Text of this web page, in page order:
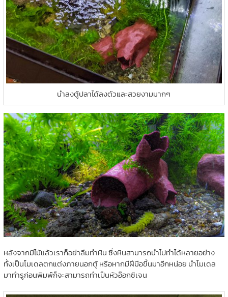
นำลงตู้ปลาได้ลงตัวและสวยงามมากๆ
หลังจากมีไม้แล้วเราก็อย่าลืมทำหิน ซึ่งหินสามารถนำไปทำได้หลายอย่าง
ทั้งเป็นโมเดลตกแต่งภายนอกตู้ หรือหากมีฝีมือขึ้นมาอีกหน่อย นำโมเดล
มาทำรูก่อนพิมพ์ก็จะสามารถทำเป็นหัวอ๊อกซิเจน